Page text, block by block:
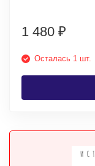
1 480 ₽
Осталась 1 шт.